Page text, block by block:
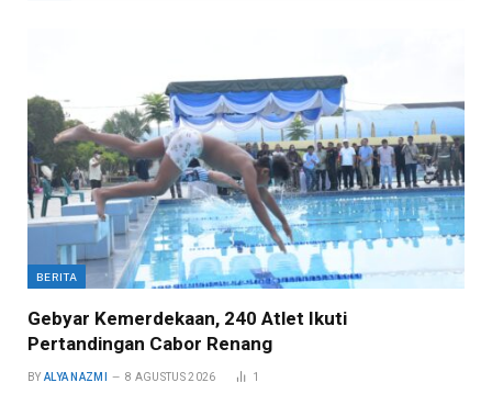
BERITA
Gebyar Kemerdekaan, 240 Atlet Ikuti
Pertandingan Cabor Renang
BY ALYA NAZMI 8 AGUSTUS 2026 1